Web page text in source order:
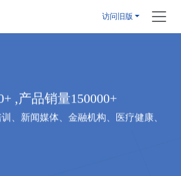
访问旧版
,产品销量150000+
、新闻媒体、金融机构、医疗健康、